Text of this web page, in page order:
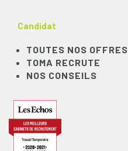
Candidat
TOUTES NOS OFFRES
TOMA RECRUTE
NOS CONSEILS